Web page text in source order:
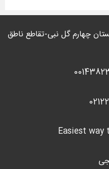
چهارم گل نبی-تقاطع ناطق
Easiest